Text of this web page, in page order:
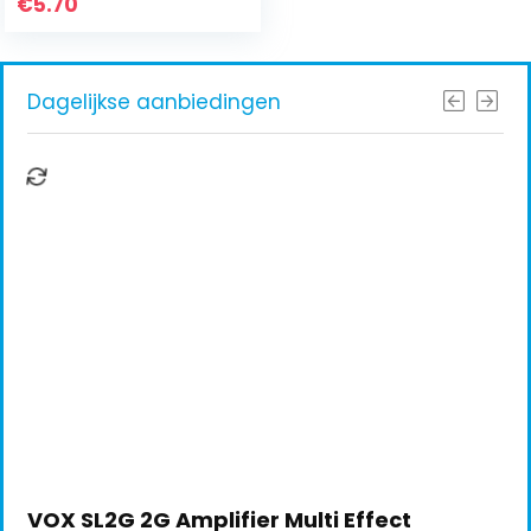
Dagelijkse aanbiedingen
VOX SL2G 2G Amplifier Multi Effect